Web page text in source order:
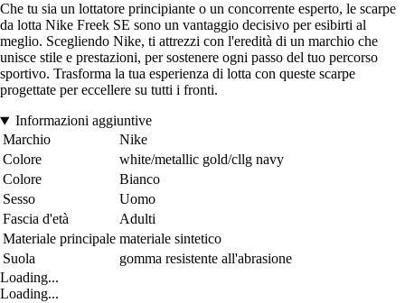
Che tu sia un lottatore principiante o un concorrente esperto, le scarpe
da lotta Nike Freek SE sono un vantaggio decisivo per esibirti al
meglio. Scegliendo Nike, ti attrezzi con l'eredità di un marchio che
unisce stile e prestazioni, per sostenere ogni passo del tuo percorso
sportivo. Trasforma la tua esperienza di lotta con queste scarpe
progettate per eccellere su tutti i fronti.
Informazioni aggiuntive
Marchio
Nike
Colore
white/metallic gold/cllg navy
Colore
Bianco
Sesso
Uomo
Fascia d'età
Adulti
Materiale principale materiale sintetico
Suola
gomma resistente all'abrasione
Loading...
Loading...